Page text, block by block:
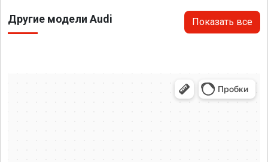
Другие модели Audi Показать все